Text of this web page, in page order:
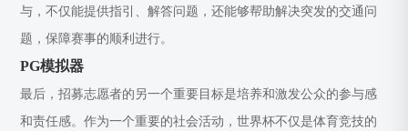
与，不仅能提供指引、解答问题，还能够帮助解决突发的交通问
题，保障赛事的顺利进行。
PG模拟器
最后，招募志愿者的另一个重要目标是培养和激发公众的参与感
和责任感。作为一个重要的社会活动，世界杯不仅是体育竞技的